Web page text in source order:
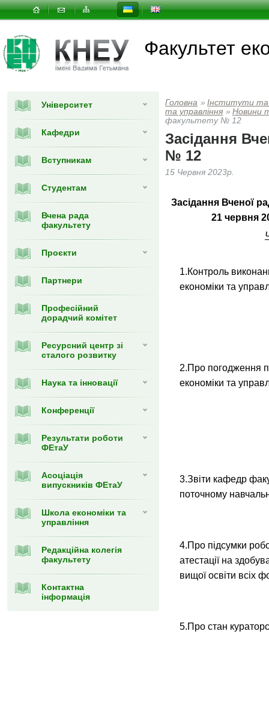
Факультет
Університет
Кафедри
Вступникам
Студентам
Вчена рада
факультету
Проєкти
Партнери
Професійний
дорадчий комітет
Ресурсний центр зі
сталого розвитку
Наука та інновації
Конференції
Результати роботи
ФЕтаУ
Асоціація
випускників ФЕтаУ
Школа економіки та
управління
Редакційна колегія
факультету
Контактна
інформація
Головна » Інститути
та управлiння » Новини
факультету № 12
Засідання
№ 12
15 Червня 2023р.
Засідання Вченої
21 червня
1.Контроль
економіки та
2.Про погодження
економіки та
3.Звіти кафедр
поточному
4.Про підсумки
атестації на
вищої освіти всіх
5.Про стан